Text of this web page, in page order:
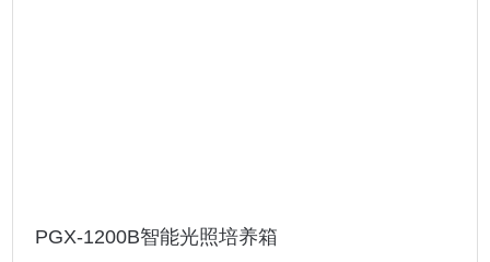
PGX-1200B智能光照培养箱